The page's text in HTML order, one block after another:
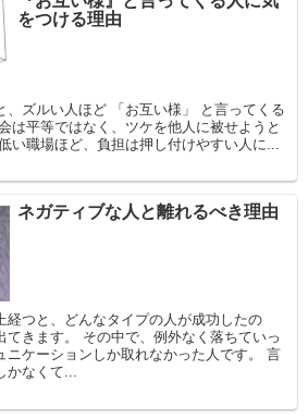
をつける理由
、ズルい人ほど 「お互い様」 と言ってくる
は平等ではなく、ツケを他人に被せようと
い職場ほど、負担は押し付けやすい人に...
ネガティブな人と離れるべき理由
経つと、どんなタイプの人が成功したの
てきます。 その中で、例外なく落ちていっ
ニケーションしか取れなかった人です。 言
かなくて...